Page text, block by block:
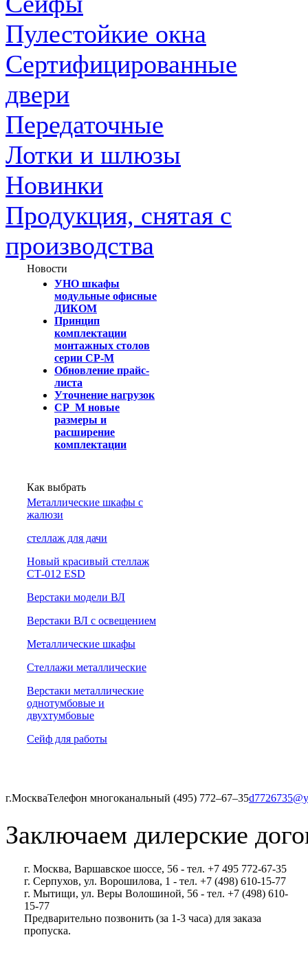
Пулестойкие окна
Сертифицированные
двери
Передаточные
Лотки и шлюзы
Новинки
Продукция, снятая с
производства
Новости
УНО шкафы
модульные офисные
ДИКОМ
Принцип
комплектации
монтажных столов
серии СР-М
Обновление прайс-
листа
Уточнение нагрузок
СР_М новые
размеры и
расширение
комплектации
Как выбрать
Металлические шкафы с
жалюзи
cтеллаж для дачи
Новый красивый стеллаж
СТ-012 ESD
Верстаки модели ВЛ
Верстаки ВЛ с освещением
Металлические шкафы
Стеллажи металлические
Верстаки металлические
однотумбовые и
двухтумбовые
Сейф для работы
г.МоскваТелефон многоканальный (495) 772‒67‒35
Заключаем дилерские
г. Москва, Варшавское шоссе, 56 - тел. +7 495 772-67-35
г. Серпухов, ул. Ворошилова, 1 - тел. +7 (498) 610-15-77
г. Мытищи, ул. Веры Волошиной, 56 - тел. +7 (498) 610-
15-77
Предварительно позвонить (за 1-3 часа) для заказа
пропуска.